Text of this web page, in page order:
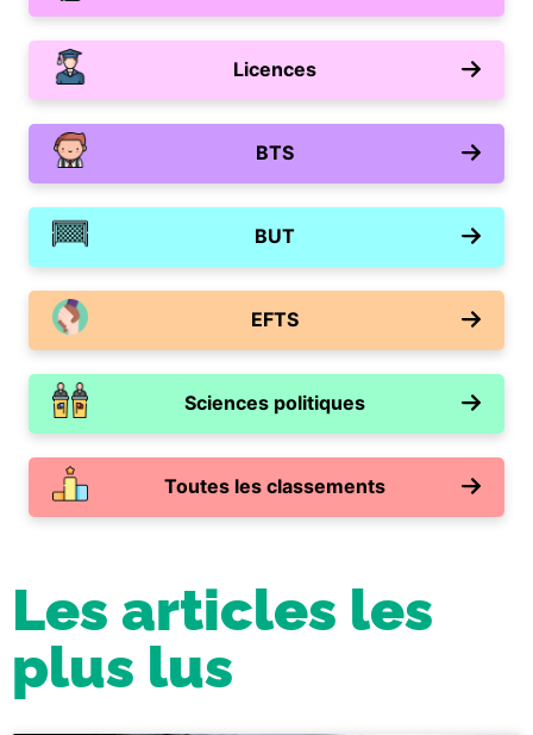
Licences
BTS
BUT
EFTS
Sciences politiques
Toutes les classements
Les articles les
plus lus